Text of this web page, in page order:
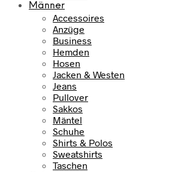
Männer
Accessoires
Anzüge
Business
Hemden
Hosen
Jacken & Westen
Jeans
Pullover
Sakkos
Mäntel
Schuhe
Shirts & Polos
Sweatshirts
Taschen